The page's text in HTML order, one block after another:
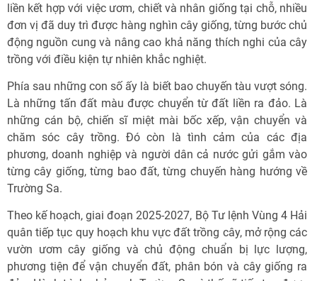
liền kết hợp với việc ươm, chiết và nhân giống tại chỗ, nhiều
đơn vị đã duy trì được hàng nghìn cây giống, từng bước chủ
động nguồn cung và nâng cao khả năng thích nghi của cây
trồng với điều kiện tự nhiên khắc nghiệt.
Phía sau những con số ấy là biết bao chuyến tàu vượt sóng.
Là những tấn đất màu được chuyển từ đất liền ra đảo. Là
những cán bộ, chiến sĩ miệt mài bốc xếp, vận chuyển và
chăm sóc cây trồng. Đó còn là tình cảm của các địa
phương, doanh nghiệp và người dân cả nước gửi gắm vào
từng cây giống, từng bao đất, từng chuyến hàng hướng về
Trường Sa.
Theo kế hoạch, giai đoạn 2025-2027, Bộ Tư lệnh Vùng 4 Hải
quân tiếp tục quy hoạch khu vực đất trồng cây, mở rộng các
vườn ươm cây giống và chủ động chuẩn bị lực lượng,
phương tiện để vận chuyển đất, phân bón và cây giống ra